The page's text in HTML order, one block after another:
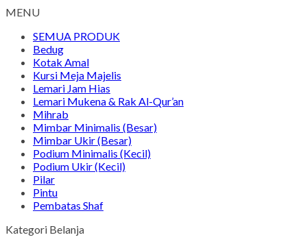
MENU
SEMUA PRODUK
Bedug
Kotak Amal
Kursi Meja Majelis
Lemari Jam Hias
Lemari Mukena & Rak Al-Qur’an
Mihrab
Mimbar Minimalis (Besar)
Mimbar Ukir (Besar)
Podium Minimalis (Kecil)
Podium Ukir (Kecil)
Pilar
Pintu
Pembatas Shaf
Kategori Belanja